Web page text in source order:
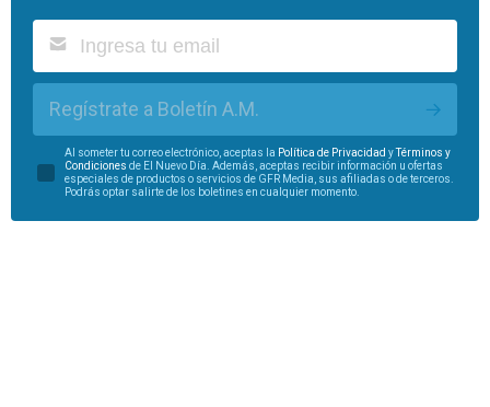
Regístrate a Boletín A.M.
Al someter tu correo electrónico, aceptas la Política de Privacidad yTérminos y
Condiciones de El Nuevo Día. Además, aceptas recibir información u ofertas
especiales de productos o servicios de GFR Media, sus afiliadas o de terceros.
Podrás optar salirte de los boletines en cualquier momento.